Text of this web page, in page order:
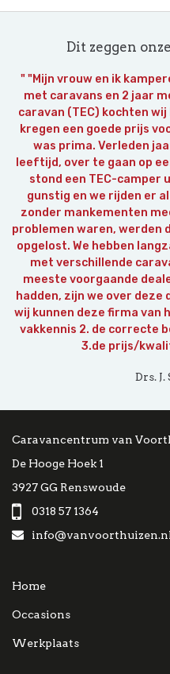
Dit zeggen
" "Mijn vrouw en ik
met caravans en 2 jaar
caravan (TEC) kochten
kregen een goede prijs
was prima. Verleden
leeftijd, over te gaan op
stond een TEC-camper
gunstig en we rijden er
zonder mankementen
problemen waren, werden
opgelost. We hebben
met verschillende
meeste voorgaande
hadden, zijn we over
wij kunnen deze firma van
vakkennis 2. de correcte
3.de prijs/
Drs.
Caravancentrum van
De Hooge Hoek 1
3927 GG Renswoude
0318 57 1364
Home
Occasions
Werkplaats